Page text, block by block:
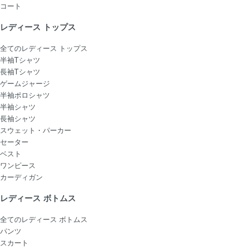
コート
レディース トップス
全てのレディース トップス
半袖Tシャツ
長袖Tシャツ
ゲームジャージ
半袖ポロシャツ
半袖シャツ
長袖シャツ
スウェット・パーカー
セーター
ベスト
ワンピース
カーディガン
レディース ボトムス
全てのレディース ボトムス
パンツ
スカート